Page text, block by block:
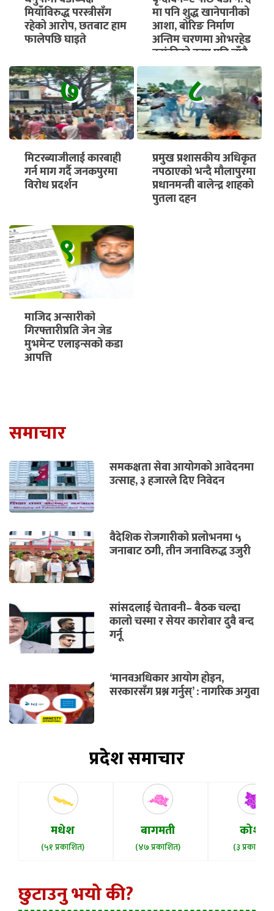
मियाँविरुद्ध परस्त्रीसँग
रहेको आरोप, छतबाट हाम
फालेपछि घाइते
मा पनि शुद्ध खानेपानीको
आशा, बोरिङ निर्माण
अन्तिम चरणमा ओभरहेड
ट्यांकीको काम पनि चाँडै
सुरु हुने
७
मिटरब्याजीलाई कारबाही
गर्न माग गर्दै जनकपुरमा
विरोध प्रदर्शन
८
प्रमुख प्रशासकीय अधिकृत
नपठाएको भन्दै मौलापुरमा
प्रधानमन्त्री बालेन्द्र शाहको
पुतला दहन
९
माजिद अन्सारीको
गिरफ्तारीप्रति जेन जेड
मुभमेन्ट एलाइन्सको कडा
आपत्ति
समाचार
समकक्षता सेवा आयोगको आवेदनमा
उत्साह, ३ हजारले दिए निवेदन
वैदेशिक रोजगारीको प्रलोभनमा ५
जनाबाट ठगी, तीन जनाविरुद्ध उजुरी
सांसदलाई चेतावनी– बैठक चल्दा
कालो चस्मा र सेयर कारोबार दुवै बन्द
गर्नू
‘मानवअधिकार आयोग होइन,
सरकारसँग प्रश्न गर्नुस्’ : नागरिक अगुवा
प्रदेश समाचार
मधेश
(५१ प्रकाशित)
बागमती
(४७ प्रकाशित)
कोशी
(३ प्रकाशित)
छुटाउनु भयो की?